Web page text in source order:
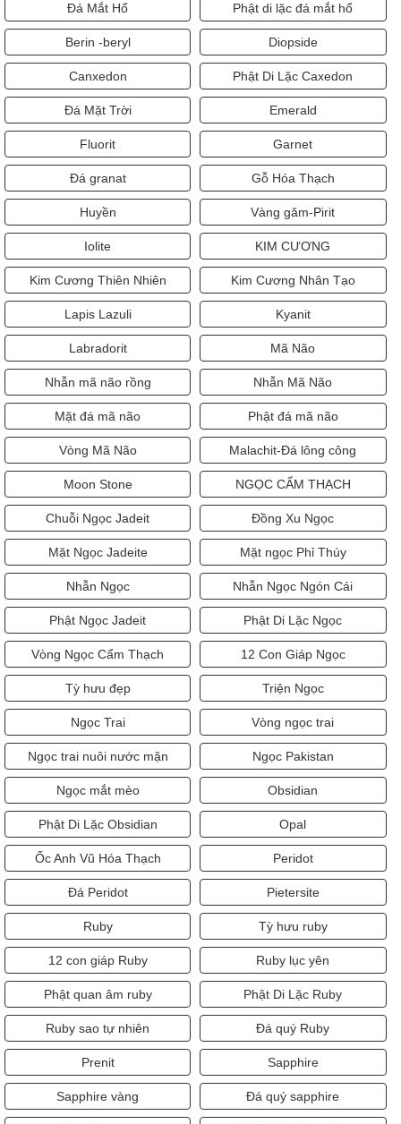
Đá Mắt Hổ Phật di lặc đá mắt hổ
Berin -beryl Diopside
Canxedon Phật Di Lặc Caxedon
Đá Mặt Trời Emerald
Fluorit Garnet
Đá granat Gỗ Hóa Thạch
Huyền Vàng găm-Pirit
Iolite KIM CƯƠNG
Kim Cương Thiên Nhiên Kim Cương Nhân Tạo
Lapis Lazuli Kyanit
Labradorit Mã Não
Nhẫn mã não rồng Nhẫn Mã Não
Mặt đá mã não Phật đá mã não
Vòng Mã Não Malachit-Đá lông công
Moon Stone NGỌC CẨM THẠCH
Chuỗi Ngọc Jadeit Đồng Xu Ngọc
Mặt Ngọc Jadeite Mặt ngọc Phỉ Thúy
Nhẫn Ngọc Nhẫn Ngọc Ngón Cái
Phật Ngọc Jadeit Phật Di Lặc Ngọc
Vòng Ngọc Cẩm Thạch 12 Con Giáp Ngọc
Tỳ hưu đẹp Triện Ngọc
Ngọc Trai Vòng ngọc trai
Ngọc trai nuôi nước mặn Ngọc Pakistan
Ngọc mắt mèo Obsidian
Phật Di Lặc Obsidian Opal
Ốc Anh Vũ Hóa Thạch Peridot
Đá Peridot Pietersite
Ruby Tỳ hưu ruby
12 con giáp Ruby Ruby lục yên
Phật quan âm ruby Phật Di Lặc Ruby
Ruby sao tự nhiên Đá quý Ruby
Prenit Sapphire
Sapphire vàng Đá quý sapphire